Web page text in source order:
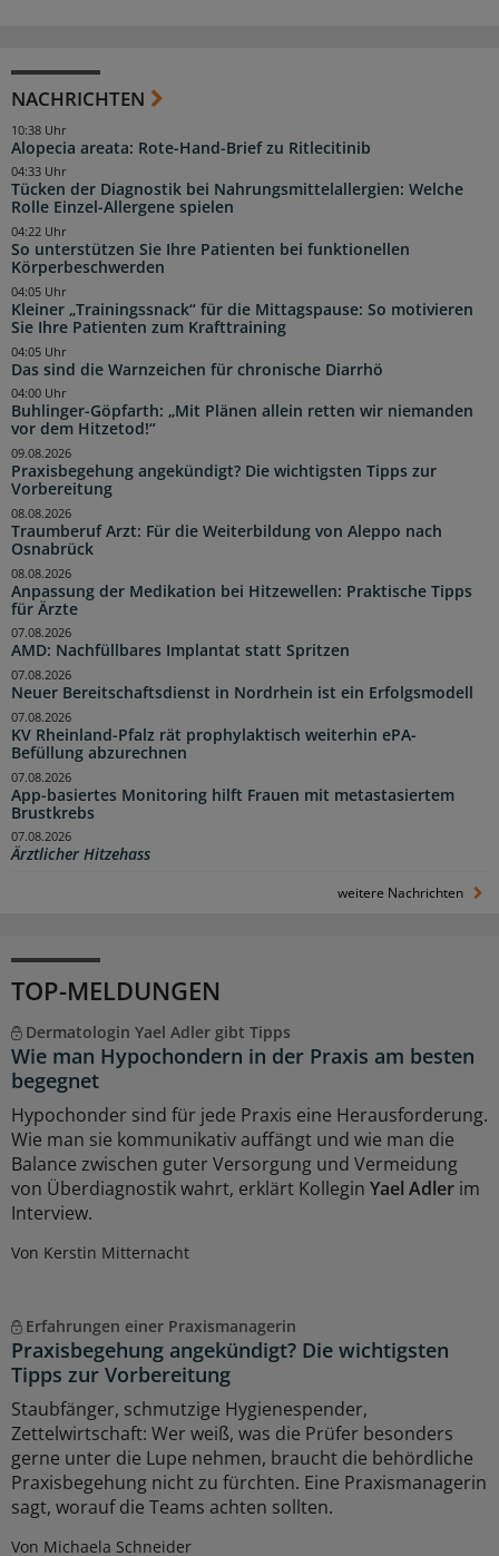
NACHRICHTEN
Alopecia areata: Rote-Hand-Brief zu Ritlecitinib
10:38 Uhr
Tücken der Diagnostik bei Nahrungsmittelallergien: Welche
Rolle Einzel-Allergene spielen
04:33 Uhr
So unterstützen Sie Ihre Patienten bei funktionellen
Körperbeschwerden
04:22 Uhr
Kleiner „Trainingssnack“ für die Mittagspause: So motivieren
Sie Ihre Patienten zum Krafttraining
04:05 Uhr
Das sind die Warnzeichen für chronische Diarrhö
04:05 Uhr
Buhlinger-Göpfarth: „Mit Plänen allein retten wir niemanden
vor dem Hitzetod!“
04:00 Uhr
Praxisbegehung angekündigt? Die wichtigsten Tipps zur
Vorbereitung
09.08.2026
Traumberuf Arzt: Für die Weiterbildung von Aleppo nach
Osnabrück
08.08.2026
Anpassung der Medikation bei Hitzewellen: Praktische Tipps
für Ärzte
08.08.2026
AMD: Nachfüllbares Implantat statt Spritzen
07.08.2026
Neuer Bereitschaftsdienst in Nordrhein ist ein Erfolgsmodell
07.08.2026
KV Rheinland-Pfalz rät prophylaktisch weiterhin ePA-
Befüllung abzurechnen
07.08.2026
App-basiertes Monitoring hilft Frauen mit metastasiertem
Brustkrebs
07.08.2026
Ärztlicher Hitzehass
07.08.2026
weitere Nachrichten
TOP-MELDUNGEN
Dermatologin Yael Adler gibt Tipps
Wie man Hypochondern in der Praxis am besten
begegnet
Hypochonder sind für jede Praxis eine Herausforderung.
Wie man sie kommunikativ auffängt und wie man die
Balance zwischen guter Versorgung und Vermeidung
von Überdiagnostik wahrt, erklärt Kollegin Yael Adler im
Interview.
Von Kerstin Mitternacht
Erfahrungen einer Praxismanagerin
Praxisbegehung angekündigt? Die wichtigsten
Tipps zur Vorbereitung
Staubfänger, schmutzige Hygienespender,
Zettelwirtschaft: Wer weiß, was die Prüfer besonders
gerne unter die Lupe nehmen, braucht die behördliche
Praxisbegehung nicht zu fürchten. Eine Praxismanagerin
sagt, worauf die Teams achten sollten.
Von Michaela Schneider